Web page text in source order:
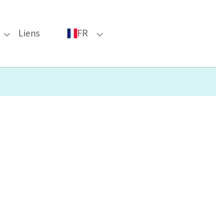
phares"
Submenu for "Patrimoine"
Liens FR Submenu for "FR"